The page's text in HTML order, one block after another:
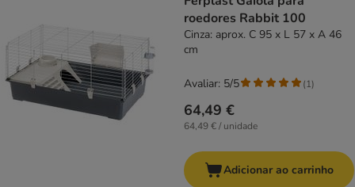
roedores Rabbit 100
Cinza: aprox. C 95 x L 57 x A 46
cm
64,49 €
64,49 € / unidade
Avaliar: 5/5 (1)
Adicionar ao carrinho